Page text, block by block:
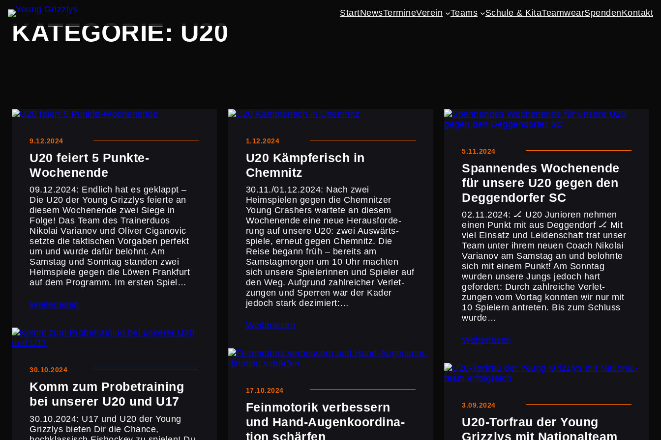
Zum
Inhalt
springen
StartNewsTermineVerein Teams Schule & KitaTeamwearSpendenKontakt
KATEGORIE: U20
9.12.2024
U20 feiert 5 Punkte-
Wochenende
09.12.2024: Endlich hat es geklappt –
Die U20 der Young Grizzlys feierte an
diesem Wochen­ende zwei Siege in
Folge! Das Team des Trainer­duos
Nikolai Varianov und Oliver Ciganovic
setzte die takti­schen Vorgaben perfekt
um und wurde dafür belohnt. Am
Samstag und Sonntag standen zwei
Heimspiele gegen die Löwen Frankfurt
auf dem Programm. Im ersten Spiel…
Weiterlesen
1.12.2024
U20 Kämpfe­risch in
Chemnitz
30.11./01.12.2024: Nach zwei
Heimspielen gegen die Chemnitzer
Young Crashers wartete an diesem
Wochen­ende eine neue Heraus­for­de­
rung auf unsere U20: zwei Auswärts­
spiele, erneut gegen Chemnitz. Die
Reise begann früh – bereits am
Samstag­morgen um 10 Uhr machten
sich unsere Spiele­rinnen und Spieler auf
den Weg. Aufgrund zahlrei­cher Verlet­
zungen und Sperren war der Kader
jedoch stark dezimiert:…
Weiterlesen
5.11.2024
Spannendes Wochen­ende
für unsere U20 gegen den
Deggen­dorfer SC
02.11.2024: 🏒 U20 Junioren nehmen
einen Punkt mit aus Deggendorf 🏒 Mit
viel Einsatz und Leiden­schaft trat unser
Team unter ihrem neuen Coach Nikolai
Varianov am Samstag an und belohnte
sich mit einem Punkt! Am Sonntag
wurden unsere Jungs jedoch hart
gefordert: Durch zahlreiche Verlet­
zungen vom Vortag konnten wir nur mit
10 Spielern antreten. Bis zum Schluss
wurde…
Weiterlesen
30.10.2024
Komm zum Probe­trai­ning
bei unserer U20 und U17
30.10.2024: U17 und U20 der Young
Grizzlys bieten Dir die Chance,
17.10.2024
Feinmo­torik verbes­sern
und Hand-Augen­ko­or­di­na­
tion schärfen
3.09.2024
U20-Torfrau der Young
Grizzlys mit Natio­nal­team